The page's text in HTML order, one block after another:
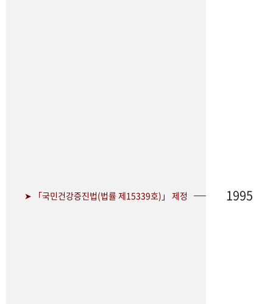
➤ 「국민건강증진법(법률 제15339호)」 제정 1995